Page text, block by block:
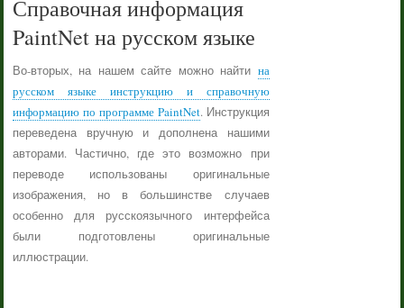
Справочная информация
PaintNet на русском языке
Во-вторых, на нашем сайте можно найти на
русском языке инструкцию и справочную
информацию по программе PaintNet. Инструкция
переведена вручную и дополнена нашими
авторами. Частично, где это возможно при
переводе использованы оригинальные
изображения, но в большинстве случаев
особенно для русскоязычного интерфейса
были подготовлены оригинальные
иллюстрации.